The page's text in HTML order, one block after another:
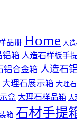
品册 Home 人
铝箱 人造石样板手
铝合金箱 人造石
大理石展示箱 大理
盒 大理石样品箱 大
箱 石材手提